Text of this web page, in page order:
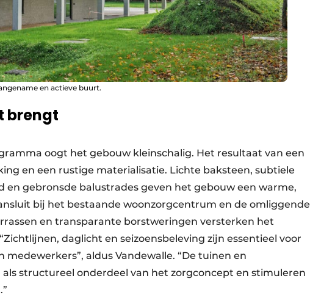
en actieve buurt.
brengt
oogt het gebouw kleinschalig. Het resultaat van een
en een rustige materialisatie. Lichte baksteen, subtiele
en gebronsde balustrades geven het gebouw een warme,
bij het bestaande woonzorgcentrum en de omliggende
en transparante borstweringen versterken het
daglicht en seizoensbeleving zijn essentieel voor
medewerkers”, aldus Vandewalle. “De tuinen en
structureel onderdeel van het zorgconcept en stimuleren